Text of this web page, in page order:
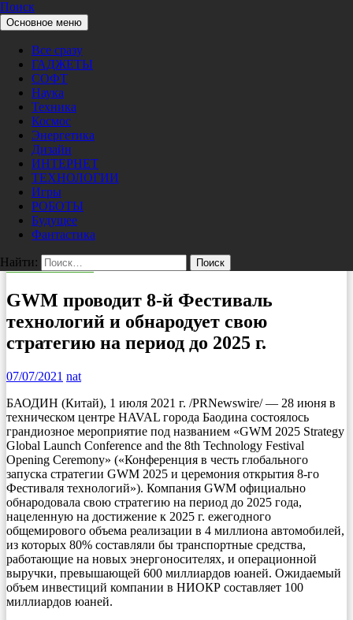
Перейти к содержимому
Pro/Hi-Tech
Поиск
Основное меню
Все сразу
ГАДЖЕТЫ
СОФТ
Наука
Техника
Космос
Энергетика
Дизайн
ИНТЕРНЕТ
ТЕХНОЛОГИИ
Игры
РОБОТЫ
Будущее
Фантастика
Найти:
ТЕХНОЛОГИИ
GWM проводит 8-й Фестиваль
технологий и обнародует свою
стратегию на период до 2025 г.
07/07/2021 nat
БАОДИН (Китай), 1 июля 2021 г. /PRNewswire/ — 28 июня в
техническом центре HAVAL города Баодина состоялось
грандиозное мероприятие под названием «GWM 2025 Strategy
Global Launch Conference and the 8th Technology Festival
Opening Ceremony» («Конференция в честь глобального
запуска стратегии GWM 2025 и церемония открытия 8-го
Фестиваля технологий»). Компания GWM официально
обнародовала свою стратегию на период до 2025 года,
нацеленную на достижение к 2025 г. ежегодного
общемирового объема реализации в 4 миллиона автомобилей,
из которых 80% составляли бы транспортные средства,
работающие на новых энергоносителях, и операционной
выручки, превышающей 600 миллиардов юаней. Ожидаемый
объем инвестиций компании в НИОКР составляет 100
миллиардов юаней.